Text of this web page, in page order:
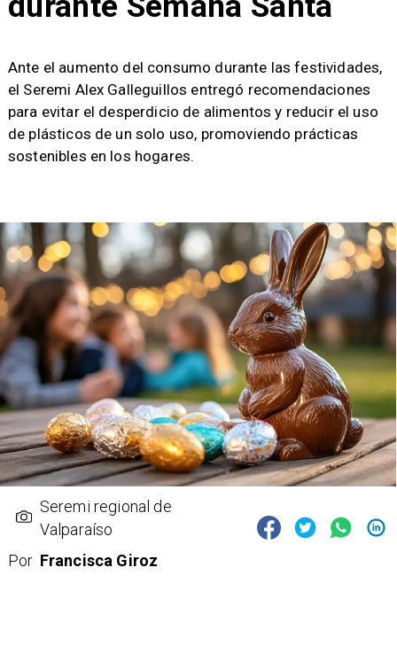
​Ante el aumento del consumo durante las festividades,
el Seremi Alex Galleguillos entregó recomendaciones
para evitar el desperdicio de alimentos y reducir el uso
de plásticos de un solo uso, promoviendo prácticas
sostenibles en los hogares.
Seremi regional de
Valparaíso
Por Francisca Giroz